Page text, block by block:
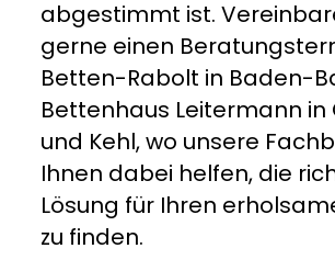
abgestimmt ist.
gerne einen
Betten-Rabolt in Baden-
Bettenhaus Leitermann in
und Kehl, wo unsere
Ihnen dabei helfen, die
Lösung für Ihren
zu finden.